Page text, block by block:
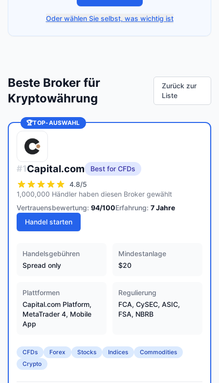
Oder wählen Sie selbst, was wichtig ist
Beste Broker für
Kryptowährung
Zurück zur
Liste
🏆TOP-AUSWAHL
#1Capital.com
Best for CFDs
4.8/5
1,000,000 Händler haben diesen Broker gewählt
Vertrauensbewertung: 94/100Erfahrung: 7Jahre
Handel starten
Handelsgebühren
Spread only
Mindestanlage
$20
Plattformen
Capital.com Platform,
MetaTrader 4, Mobile
App
Regulierung
FCA, CySEC, ASIC,
FSA, NBRB
CFDs Forex Stocks Indices
Commodities
Crypto